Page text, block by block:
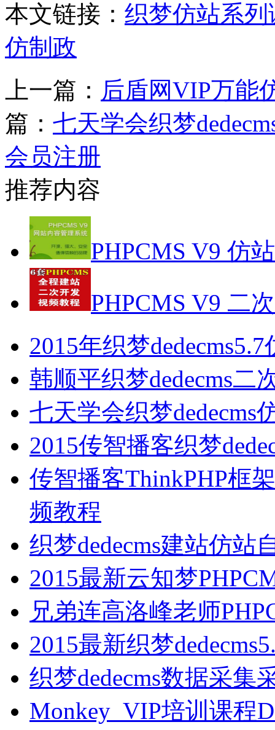
本文链接： 织梦仿站系
仿制政
上一篇： 后盾网VIP万能
篇： 七天学会织梦
会员注册
推荐内容
PHPCMS V9 仿
PHPCMS V9 二
2015年织梦
韩顺平织梦dedecms二
七天学会织梦dedecms
2015传智播客织梦
传智播客ThinkPHP框
频教程
织梦dedecms建站仿站
2015最新云知梦
兄弟连高洛峰老师
2015最新织梦
织梦dedecms数据采集
Monkey_VIP培训课程